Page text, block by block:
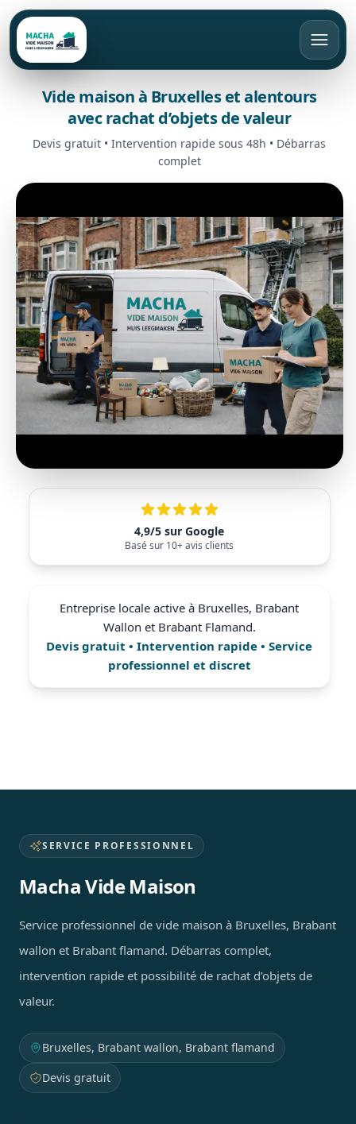
FR
Appeler Devis gratuit
Accueil
Vide maison
Bruxelles
Brabant Wallon
Brabant Flamand
Débarras
Appartement
Maison
Cave / Grenier / Garage
Rachat d’objets
Tarifs
Réalisations
Avis clients
Contact
Vide maison à Bruxelles et alentours
avec rachat d’objets de valeur
Devis gratuit • Intervention rapide sous 48h • Débarras
complet
4,9/5 sur Google
Basé sur 10+ avis clients
Entreprise locale active à Bruxelles, Brabant
Wallon et Brabant Flamand.
Devis gratuit • Intervention rapide • Service
professionnel et discret
SERVICE PROFESSIONNEL
Macha Vide Maison
Service professionnel de vide maison à Bruxelles, Brabant
wallon et Brabant flamand. Débarras complet,
intervention rapide et possibilité de rachat d’objets de
valeur.
Bruxelles, Brabant wallon, Brabant flamand
Devis gratuit